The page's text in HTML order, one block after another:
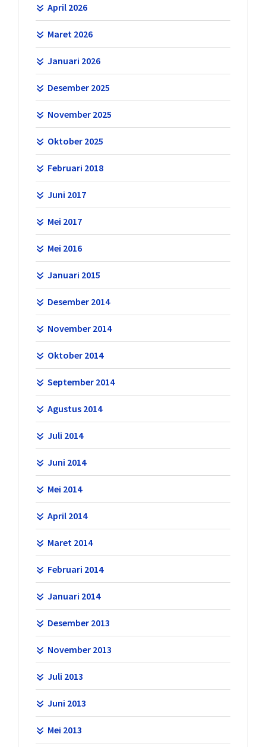
April 2026
Maret 2026
Januari 2026
Desember 2025
November 2025
Oktober 2025
Februari 2018
Juni 2017
Mei 2017
Mei 2016
Januari 2015
Desember 2014
November 2014
Oktober 2014
September 2014
Agustus 2014
Juli 2014
Juni 2014
Mei 2014
April 2014
Maret 2014
Februari 2014
Januari 2014
Desember 2013
November 2013
Juli 2013
Juni 2013
Mei 2013